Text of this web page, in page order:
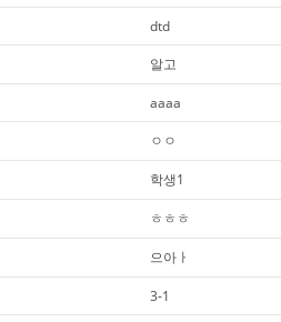
dtd
알고
aaaa
ㅇㅇ
학생1
ㅎㅎㅎ
으아ㅏ
3-1